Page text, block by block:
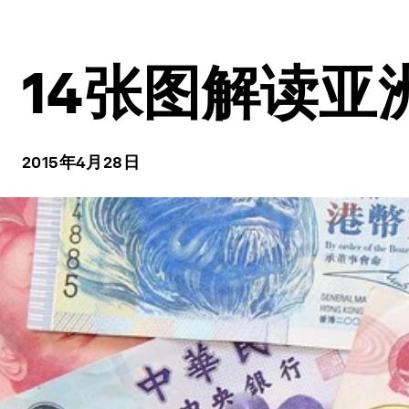
14张图解读亚
2015年4月28日